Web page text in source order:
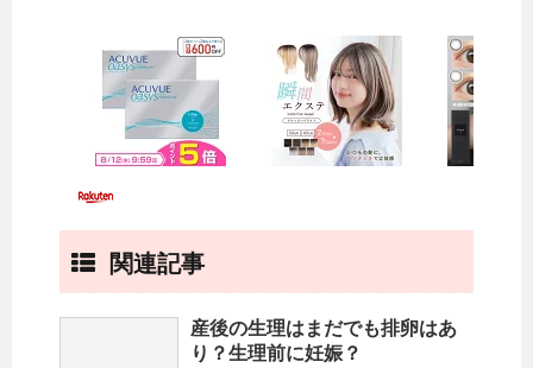
関連記事
産後の生理はまだでも排卵はあ
り？生理前に妊娠？